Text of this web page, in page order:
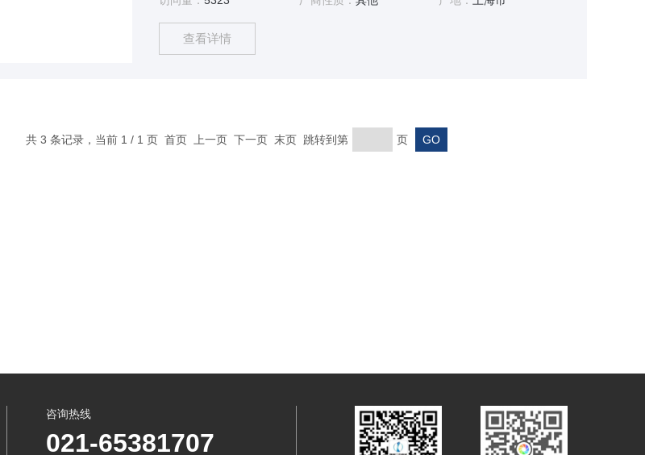
查看详情
共 3 条记录，当前 1 / 1 页 首页 上一页 下一页 末页 跳转到第 页
咨询热线
021-65381707